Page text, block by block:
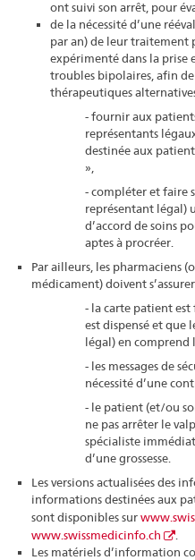
ont suivi son arrêt, pour
de la nécessité d’une
par an) de leur traitement
expérimenté dans la prise
troubles bipolaires, afin
thérapeutiques
- fournir aux
représentants
destinée aux
»,
- compléter et faire
représentant légal)
d’accord de soins
aptes à procréer.
Par ailleurs, les pharmaciens
médicament) doivent
- la carte patient
est dispensé et que
légal) en comprend
- les messages de
nécessité d’une
- le patient (et/ou
ne pas arrêter le
spécialiste
d’une grossesse.
Les versions actualisées des
informations destinées aux
sont disponibles sur
www.swissmedicinfo.ch
Les matériels d’information